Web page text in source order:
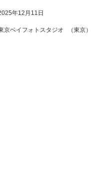
年12月11日
京ベイフォトスタジオ （東京）